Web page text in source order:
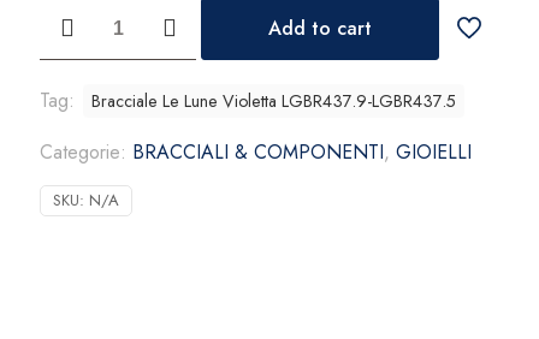
Lune
Violetta
Add to cart
Tag: Bracciale Le Lune Violetta LGBR437.9-LGBR437.5
Categorie: BRACCIALI & COMPONENTI, GIOIELLI
SKU: N/A